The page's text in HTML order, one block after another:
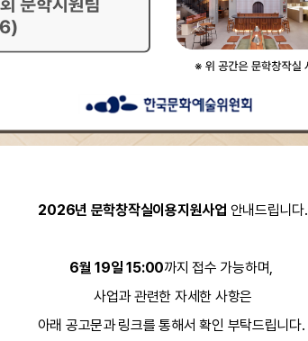
2026년 문학창작실이용지원사업 안내드립니다.
6월 19일 15:00까지 접수 가능하며,
사업과 관련한 자세한 사항은
아래 공고문과 링크를 통해서 확인 부탁드립니다.